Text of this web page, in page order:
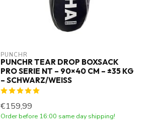
PUNCHR
PUNCHR TEAR DROP BOXSACK
PRO SERIE NT – 90×40 CM – ±35 KG
– SCHWARZ/WEISS
€159,99
Order before 16:00 same day shipping!